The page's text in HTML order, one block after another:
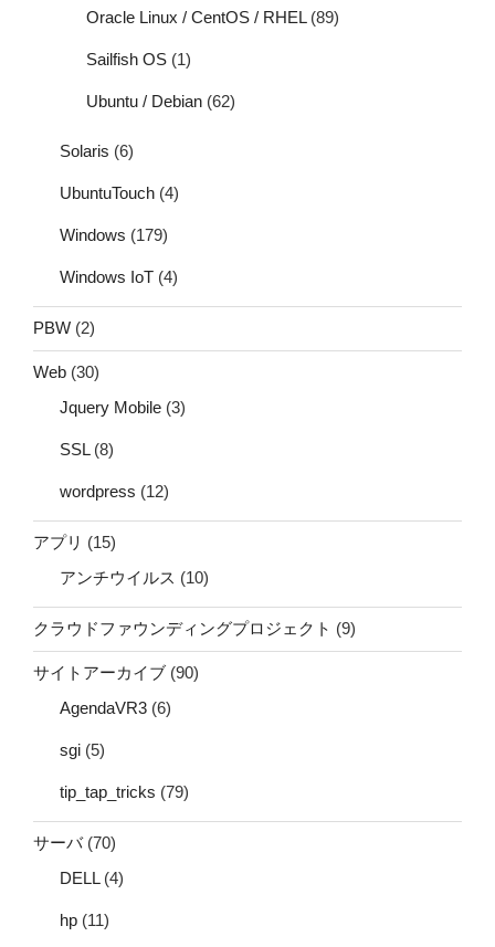
Oracle Linux / CentOS / RHEL(89)
Sailfish OS (1)
Ubuntu / Debian (62)
Solaris (6)
UbuntuTouch (4)
Windows (179)
Windows IoT (4)
PBW (2)
Web (30)
Jquery Mobile (3)
SSL(8)
wordpress (12)
アプリ (15)
アンチウイルス (10)
クラウドファウンディングプロジェクト (9)
サイトアーカイブ (90)
AgendaVR3 (6)
sgi (5)
tip_tap_tricks (79)
サーバ(70)
DELL(4)
hp (11)